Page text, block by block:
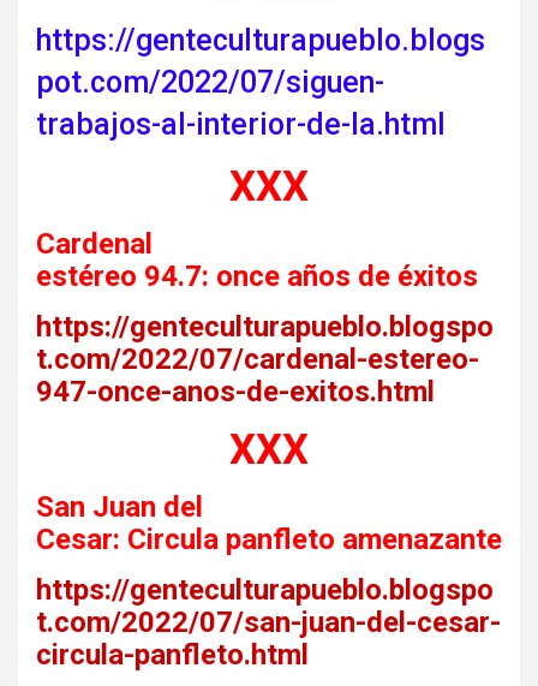
https://genteculturapueblo.blogs
pot.com/2022/07/siguen-
trabajos-al-interior-de-la.html
XXX
Cardenal
estéreo 94.7: once años de éxitos
https://genteculturapueblo.blogspo
t.com/2022/07/cardenal-estereo-
947-once-anos-de-exitos.html
XXX
San Juan del
Cesar: Circula panfleto amenazante
https://genteculturapueblo.blogspo
t.com/2022/07/san-juan-del-cesar-
circula-panfleto.html